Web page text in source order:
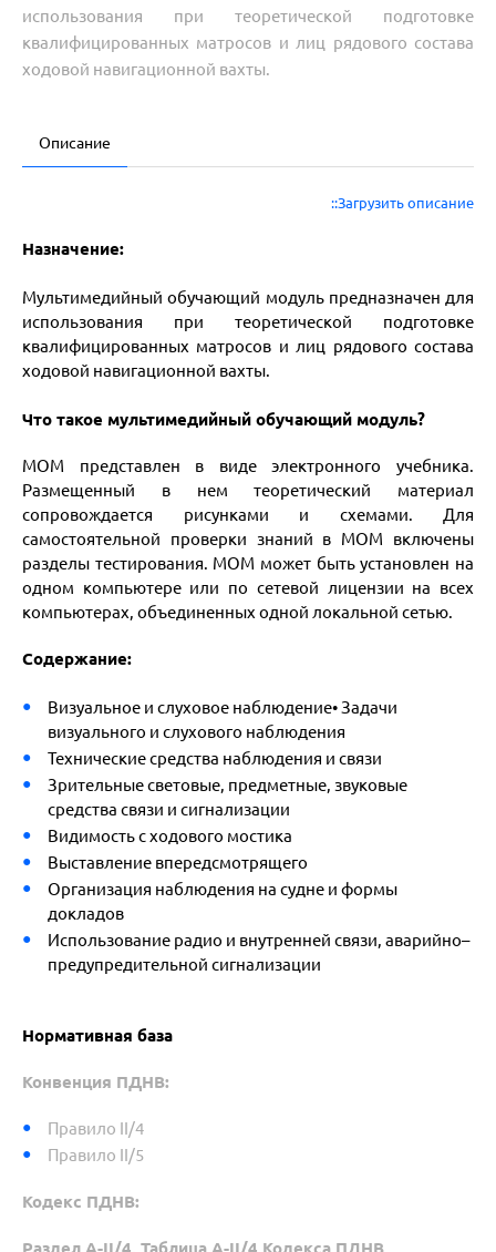
использования при теоретической подготовке
квалифицированных матросов и лиц рядового состава
ходовой навигационной вахты.
Описание
::Загрузить описание
Назначение:
Мультимедийный обучающий модуль предназначен для
использования при теоретической подготовке
квалифицированных матросов и лиц рядового состава
ходовой навигационной вахты.
Что такое мультимедийный обучающий модуль?
МОМ представлен в виде электронного учебника.
Размещенный в нем теоретический материал
сопровождается рисунками и схемами. Для
самостоятельной проверки знаний в МОМ включены
разделы тестирования. МОМ может быть установлен на
одном компьютере или по сетевой лицензии на всех
компьютерах, объединенных одной локальной сетью.
Содержание:
Визуальное и слуховое наблюдение• Задачи
визуального и слухового наблюдения
Технические средства наблюдения и связи
Зрительные световые, предметные, звуковые
средства связи и сигнализации
Видимость с ходового мостика
Выставление впередсмотрящего
Организация наблюдения на судне и формы
докладов
Использование радио и внутренней связи, аварийно–
предупредительной сигнализации
Нормативная база
Конвенция ПДНВ:
Правило II/4
Правило II/5
Кодекс ПДНВ:
Раздел А-II/4, Таблица A-II/4 Кодекса ПДНВ